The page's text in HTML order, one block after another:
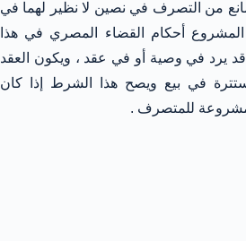
من التصرف في نصين لا نظير لهما في
المشروع أحكام القضاء المصري في هذا
يرد في وصية أو في عقد ، ويكون العقد
في بيع ويصح هذا الشرط إذا كان
للمتصرف .